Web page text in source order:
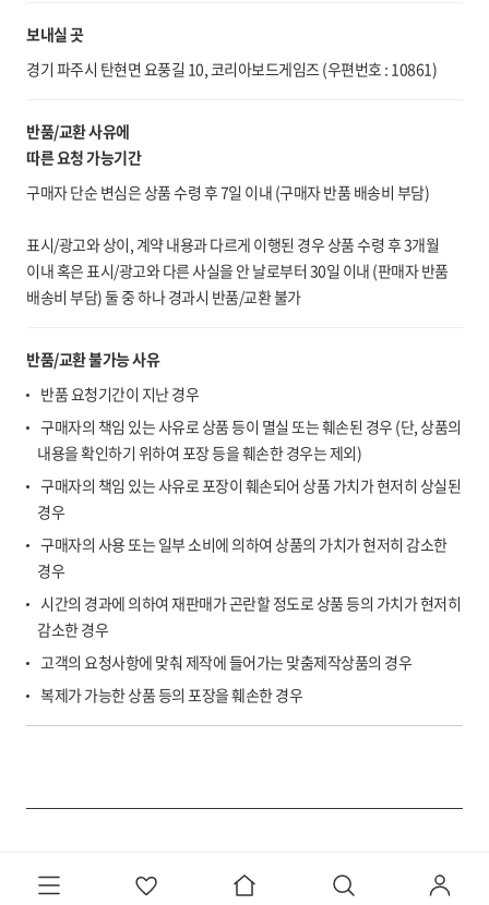
보내실 곳
경기 파주시 탄현면 요풍길 10, 코리아보드게임즈 (우편번호 : 10861)
반품/교환 사유에
따른 요청 가능기간
구매자 단순 변심은 상품 수령 후 7일 이내 (구매자 반품 배송비 부담)
표시/광고와 상이, 계약 내용과 다르게 이행된 경우 상품 수령 후 3개월
이내 혹은 표시/광고와 다른 사실을 안 날로부터 30일 이내 (판매자 반품
배송비 부담) 둘 중 하나 경과시 반품/교환 불가
반품/교환 불가능 사유
반품 요청기간이 지난 경우
구매자의 책임 있는 사유로 상품 등이 멸실 또는 훼손된 경우 (단, 상품의
내용을 확인하기 위하여 포장 등을 훼손한 경우는 제외)
구매자의 책임 있는 사유로 포장이 훼손되어 상품 가치가 현저히 상실된
경우
구매자의 사용 또는 일부 소비에 의하여 상품의 가치가 현저히 감소한
경우
시간의 경과에 의하여 재판매가 곤란할 정도로 상품 등의 가치가 현저히
감소한 경우
고객의 요청사항에 맞춰 제작에 들어가는 맞춤제작상품의 경우
복제가 가능한 상품 등의 포장을 훼손한 경우